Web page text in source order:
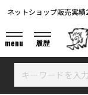
ネットショップ販売実績
menu 履歴